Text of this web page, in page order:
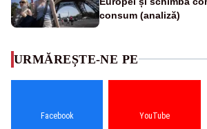
consum (analiză)
URMĂREȘTE-NE PE
Facebook YouTube